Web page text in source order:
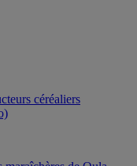
céréaliers